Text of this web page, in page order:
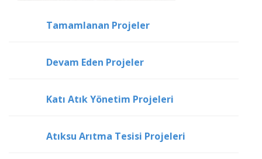
Tamamlanan Projeler
Devam Eden Projeler
Katı Atık Yönetim Projeleri
Atıksu Arıtma Tesisi Projeleri